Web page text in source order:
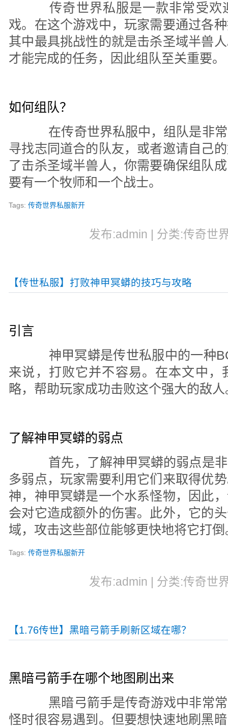
传奇世界私服是一款非常受欢
戏。在这个游戏中，玩家需要通过各
其中最具挑战性的就是击杀圣域半兽
才能完成的任务，因此组队至关重要。
如何组队？
在传奇世界私服中，组队是非常
寻找志同道合的队友，或者邀请自己
了击杀圣域半兽人，你需要确保组队
要有一个牧师和一个战士。
Tags:传奇世界私服新开
发布:admin | 分类:传奇世
【传世私服】打败神甲冥蟒的技巧与攻略
引言
神甲冥蟒是传世私服中的一种
来说，打败它并不容易。在本文中，
略，帮助玩家成功击败这个强大的敌人
了解神甲冥蟒的弱点
首先，了解神甲冥蟒的弱点是非
多弱点，玩家需要利用它们来取得优
神，神甲冥蟒是一个水系怪物，因此
会对它造成额外的伤害。此外，它的
域，攻击这些部位能够更快地将它打倒
Tags:传奇世界私服新开
发布:admin | 分类:传奇世
【1.76传世】黑暗弓箭手刷新区域在哪？
黑暗弓箭手在哪个地图刷出来
黑暗弓箭手是传奇游戏中非常常
怪时很容易遇到。但要想快速地刷黑